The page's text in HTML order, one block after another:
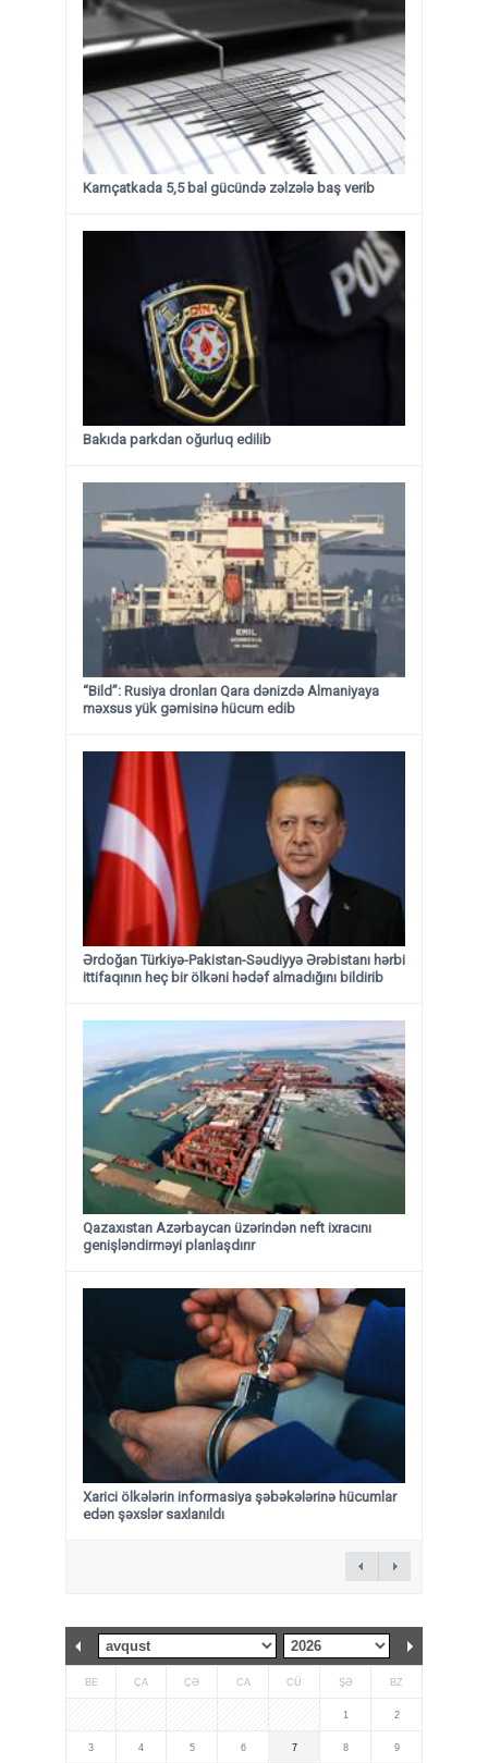
Kamçatkada 5,5 bal gücündə zəlzələ baş verib
Bakıda parkdan oğurluq edilib
“Bild”: Rusiya dronları Qara dənizdə Almaniyaya
məxsus yük gəmisinə hücum edib
Ərdoğan Türkiyə-Pakistan-Səudiyyə Ərəbistanı hərbi
ittifaqının heç bir ölkəni hədəf almadığını bildirib
Qazaxıstan Azərbaycan üzərindən neft ixracını
genişləndirməyi planlaşdırır
Xarici ölkələrin informasiya şəbəkələrinə hücumlar
edən şəxslər saxlanıldı
BE ÇA ÇƏ CA CÜ ŞƏ BZ
1 2
3 4 5 6 7 8 9